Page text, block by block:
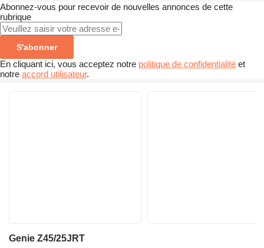
Abonnez-vous pour recevoir de nouvelles annonces de cette
rubrique
S'abonner
En cliquant ici, vous acceptez notre politique de confidentialité et
notre accord utilisateur.
Genie Z45/25JRT